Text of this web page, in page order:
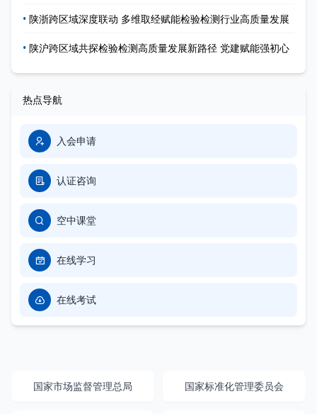
• 陕浙跨区域深度联动 多维取经赋能检验检测行业高质量发展
• 陕沪跨区域共探检验检测高质量发展新路径 党建赋能强初心
热点导航
入会申请
认证咨询
空中课堂
在线学习
在线考试
国家市场监督管理总局 国家标准化管理委员会